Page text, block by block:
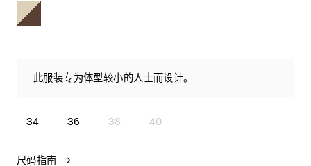
此服装专为体型较小的人士而设计。
34 36 38 40
尺码指南